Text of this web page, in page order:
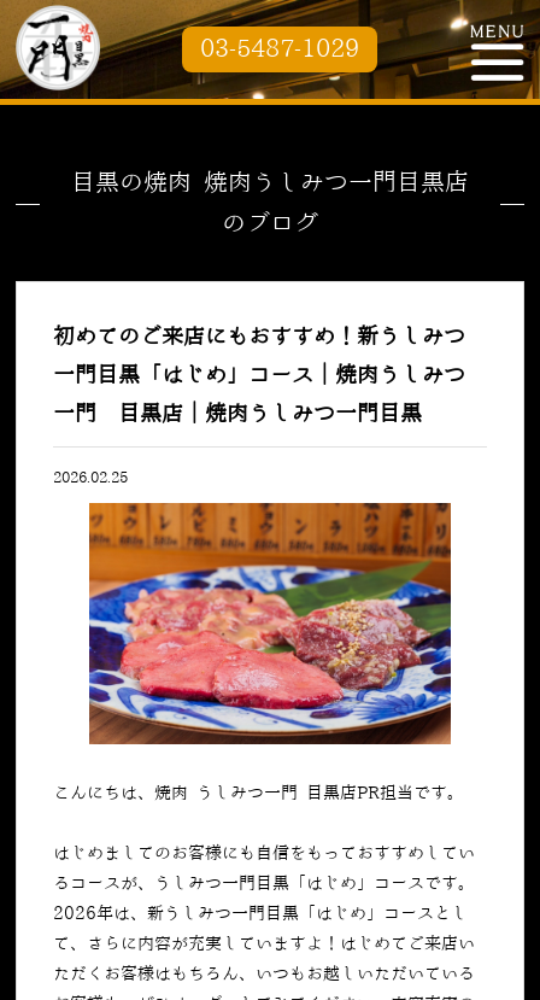
03-5487-1029
目黒の焼肉 焼肉うしみつ一門目黒店
のブログ
初めてのご来店にもおすすめ！新うしみつ
一門目黒「はじめ」コース｜焼肉うしみつ
一門 目黒店｜焼肉うしみつ一門目黒
2026.02.25
こんにちは、焼肉 うしみつ一門 目黒店PR担当です。
はじめましてのお客様にも自信をもっておすすめしてい
るコースが、うしみつ一門目黒「はじめ」コースです。
2026年は、新うしみつ一門目黒「はじめ」コースとし
て、さらに内容が充実していますよ！はじめてご来店い
ただくお客様はもちろん、いつもお越しいただいている